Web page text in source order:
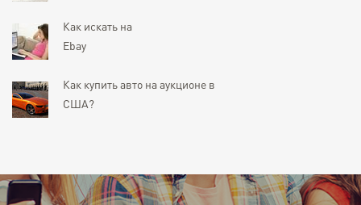
Как искать на
Ebay
Как купить авто на аукционе в
США?